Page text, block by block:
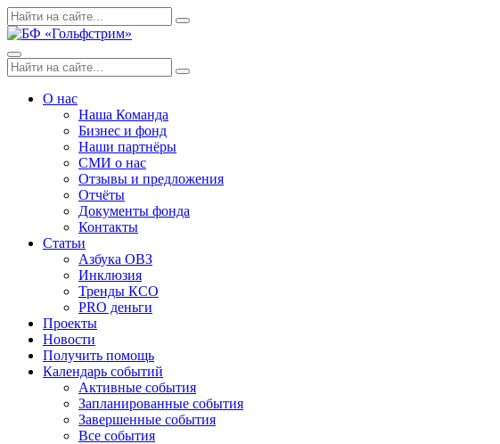
Skip
to
Поиск
по:
Search
Menu
Поиск
по:
Search
О нас
Наша Команда
Бизнес и фонд
Наши партнёры
СМИ о нас
Отзывы и предложения
Отчёты
Документы фонда
Контакты
Статьи
Азбука ОВЗ
Инклюзия
Тренды КСО
PRO деньги
Проекты
Новости
Получить помощь
Календарь событий
Активные события
Запланированные события
Завершенные события
Все события